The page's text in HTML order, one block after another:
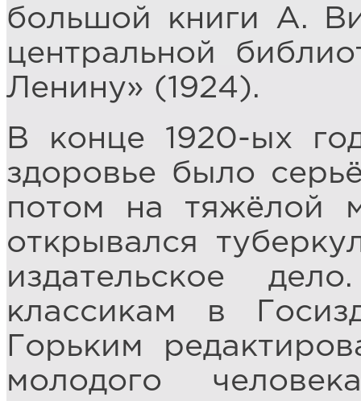
большой книги А.
центральной
Ленину» (1924).
В конце 1920-ых
здоровье было
потом на тяжёлой
открывался
издательское
классикам в
Горьким
молодого